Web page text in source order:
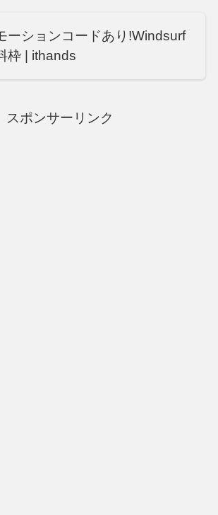
ーションコードあり!Windsurf
枠 | ithands
スポンサーリンク